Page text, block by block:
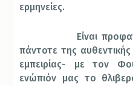
ερμηνείες.
Είναι
πάντοτε της αυθεντικής
εμπειρίας- με τον
ενώπιόν μας το